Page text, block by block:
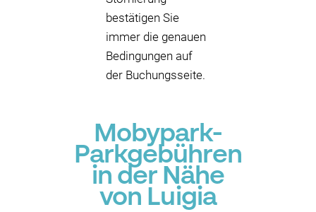
bestätigen Sie
immer die genauen
Bedingungen auf
der Buchungsseite.
Mobypark-
Parkgebühren
in der Nähe
von Luigia